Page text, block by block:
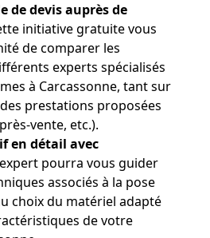
de devis auprès de
initiative gratuite vous
de comparer les
experts spécialisés
à Carcassonne, tant sur
prestations proposées
vente, etc.).
en détail avec
pourra vous guider
associés à la pose
choix du matériel adapté
de votre